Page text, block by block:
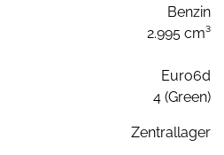
Benzin
2.995 cm³
Euro6d
4 (Green)
Zentrallager